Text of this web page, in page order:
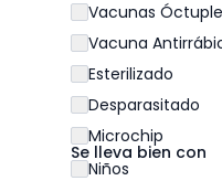
Vacunas Óctuple
Vacuna
Esterilizado
Desparasitado
Microchip
Se lleva bien con
Niños